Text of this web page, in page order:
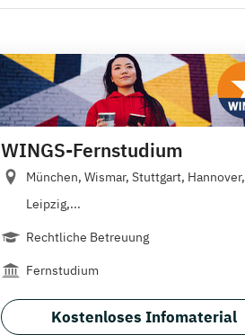
WINGS-Fernstudium
München, Wismar, Stuttgart, Hannover,
Leipzig,...
Rechtliche Betreuung
Fernstudium
Kostenloses Infomaterial